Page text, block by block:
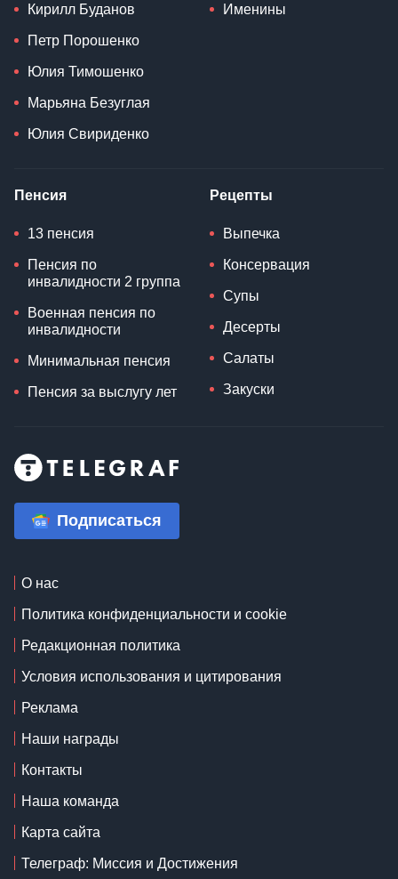
Кирилл Буданов
Петр Порошенко
Юлия Тимошенко
Марьяна Безуглая
Юлия Свириденко
Именины
Пенсия
13 пенсия
Пенсия по
инвалидности 2 группа
Военная пенсия по
инвалидности
Минимальная пенсия
Пенсия за выслугу лет
Рецепты
Выпечка
Консервация
Супы
Десерты
Салаты
Закуски
Подписаться
О нас
Политика конфиденциальности и cookie
Редакционная политика
Условия использования и цитирования
Реклама
Наши награды
Контакты
Наша команда
Карта сайта
Телеграф: Миссия и Достижения